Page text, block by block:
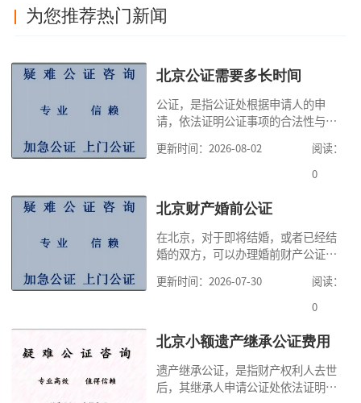
为您推荐热门新闻
北京公证需要多长时间
公证，是指公证处根据申请人的申
请，依法证明公证事项的合法性与真
高公证事项的效力，固定证据，但是
很多人不知道在北京办理公证需要多
家，办理公证的时候除了需要按照公
道北京公证需要什么材料,北京公证需
要多少钱？北京公
更新时间：2026-08-02
阅读：
0
北京财产婚前公证
在北京，对于即将结婚，或者已经结
婚的双方，可以办理婚前财产公证，
式，可以避免个人财产引发的纠纷，
但是，在北京办理婚前财产公证，除
料外，公证咨询告诉大家，我们有必
京婚前财产公证机构？了解这些不仅
有利于我们根
更新时间：2026-07-30
阅读：
0
北京小额遗产继承公证费用
遗产继承公证，是指财产权利人去世
后，其继承人申请公证处依法证明继